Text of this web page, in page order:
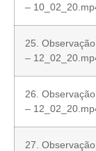
–
25.
–
26.
–
27.